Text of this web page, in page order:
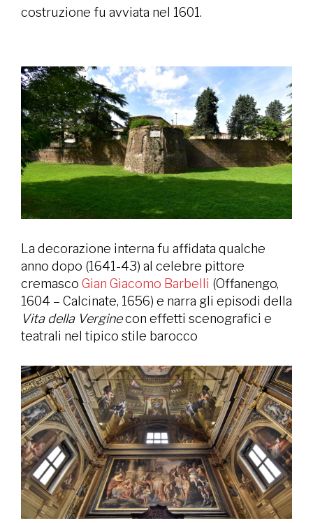
costruzione fu avviata nel 1601.
La decorazione interna fu affidata qualche
anno dopo (1641-43) al celebre pittore
cremasco Gian Giacomo Barbelli (Offanengo,
1604 – Calcinate, 1656) e narra gli episodi della
Vita della Verginecon effetti scenografici e
teatrali nel tipico stile barocco